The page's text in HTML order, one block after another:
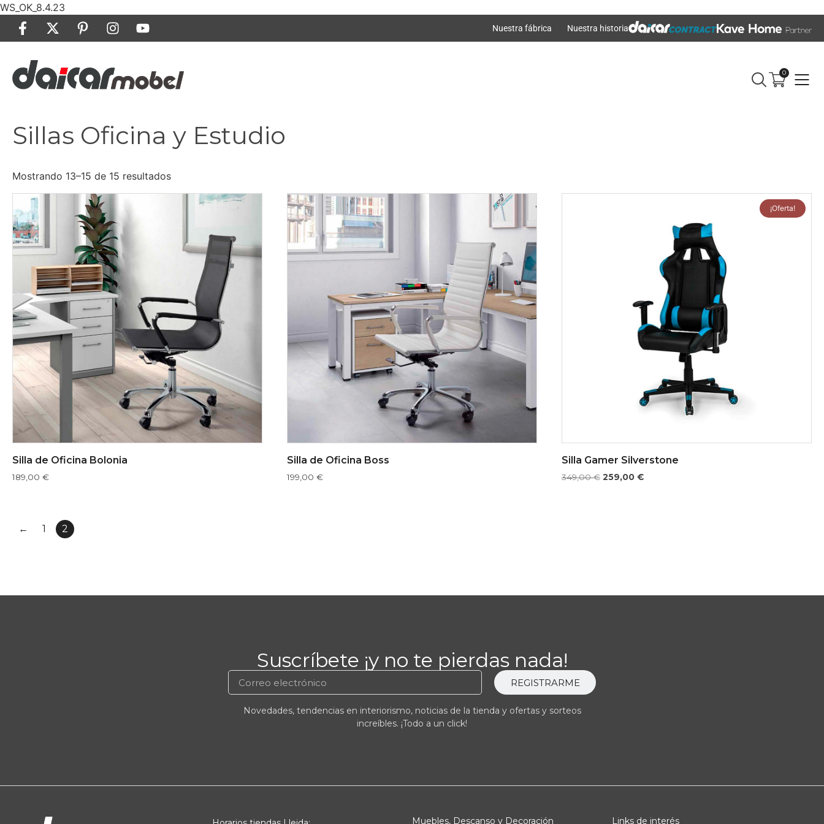
WS_OK_8.4.23
Nuestra fábrica Nuestra historia
0
Sillas Oficina y Estudio
Mostrando 13–15 de 15 resultados
Silla de Oficina Bolonia
189,00 €
Silla de Oficina Boss
199,00 €
¡Oferta!
Silla Gamer Silverstone
349,00€ 259,00 €
← 1 2
Suscríbete ¡y no te pierdas nada!
REGISTRARME
Novedades, tendencias en interiorismo, noticias de la tienda y ofertas y sorteos
increíbles. ¡Todo a un click!
Muebles, Descanso y Decoración Links de interés